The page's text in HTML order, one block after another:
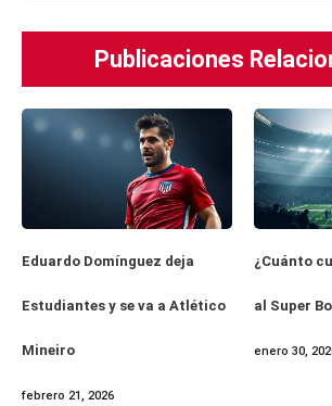
Publicaciones
Eduardo Domínguez deja
Estudiantes y se va a Atlético
Mineiro
febrero 21, 2026
¿Cuánto
al Super
enero 30,